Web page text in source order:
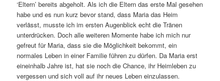
‘Eltern’ bereits abgeholt. Als ich die Eltern das erste Mal gesehen
habe und es nun kurz bevor stand, dass Maria das Heim
verlässt, musste ich im ersten Augenblick echt die Tränen
unterdrücken. Doch alle weiteren Momente habe ich mich nur
gefreut für Maria, dass sie die Möglichkeit bekommt, ein
normales Leben in einer Familie führen zu dürfen. Da Maria erst
eineinhalb Jahre ist, hat sie noch die Chance, ihr Heimleben zu
vergessen und sich voll auf ihr neues Leben einzulassen.